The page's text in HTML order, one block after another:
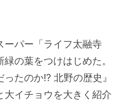
ーパー「ライフ太融寺
の葉をつけはじめた。
たのか!? 北野の歴史』
大イチョウを大きく紹介